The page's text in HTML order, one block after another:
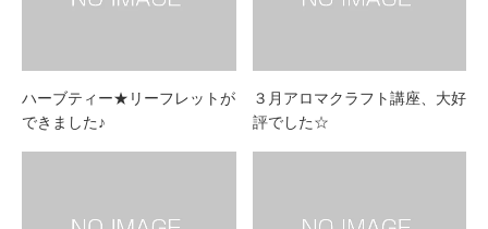
ハーブティー★リーフレットが
できました♪
３月アロマクラフト講座、大好
評でした☆